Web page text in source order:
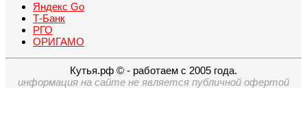
Яндекс Go
Т-Банк
РГО
ОРИГАМО
Кутья.рф © - работаем с 2005 года.
информация на сайте не является публичной офертой